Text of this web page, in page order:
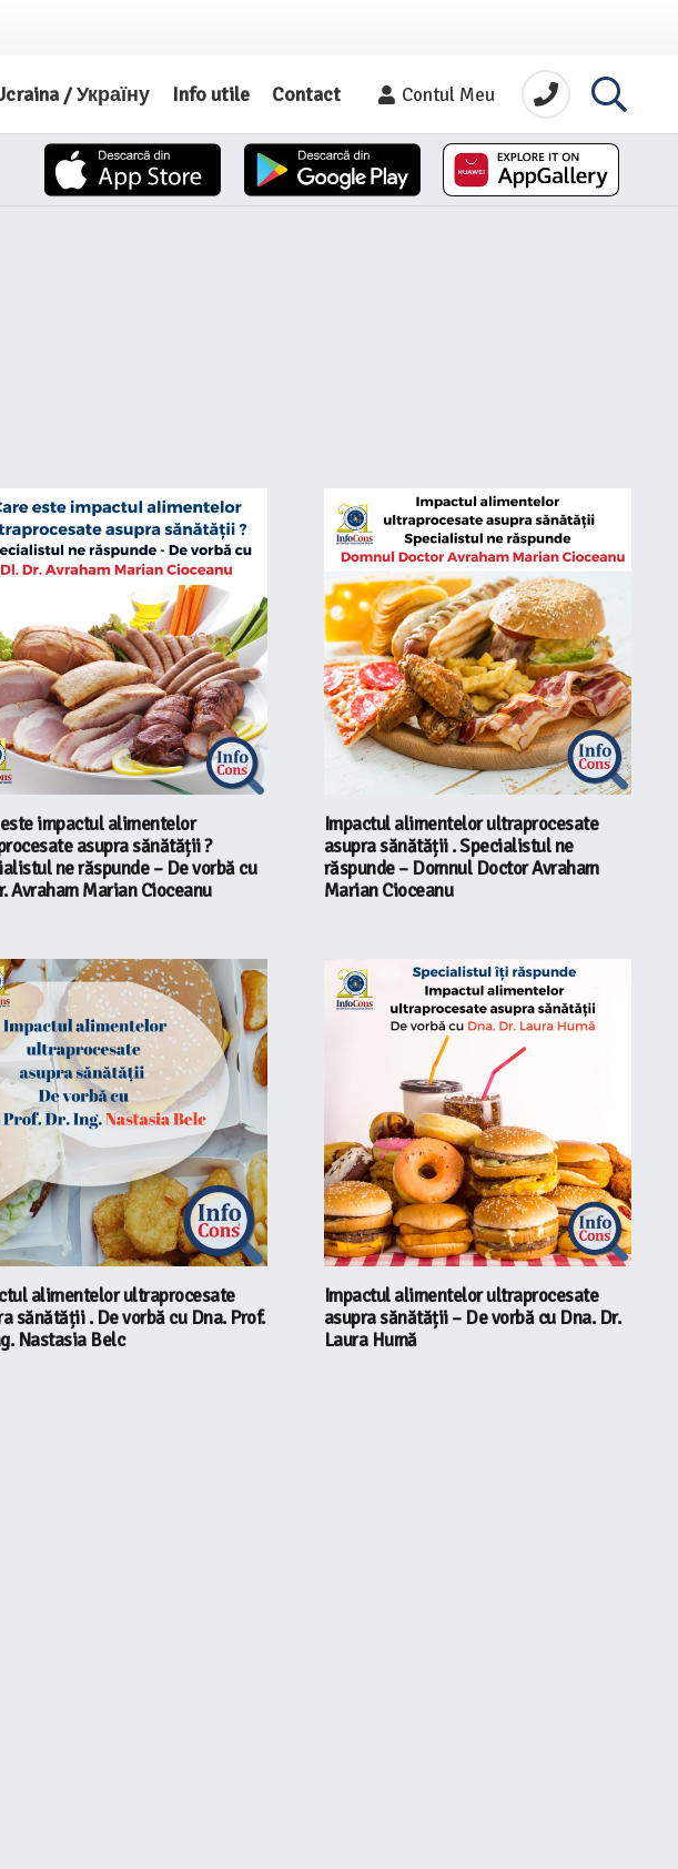
/ Україну Info utile Contact Contul Meu
impactul alimentelor
asupra sănătății ?
ne răspunde – De vorbă cu
Avraham Marian Cioceanu
Impactul alimentelor ultraprocesate
asupra sănătății . Specialistul ne
răspunde – Domnul Doctor Avraham
Marian Cioceanu
alimentelor ultraprocesate
sănătății . De vorbă cu Dna. Prof.
Nastasia Belc
Impactul alimentelor ultraprocesate
asupra sănătății – De vorbă cu Dna. Dr.
Laura Humă